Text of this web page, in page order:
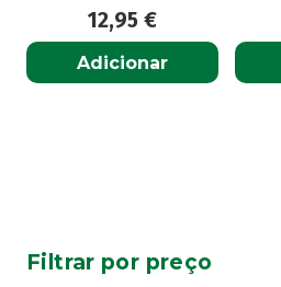
12,95 €
Adicionar
Filtrar por preço